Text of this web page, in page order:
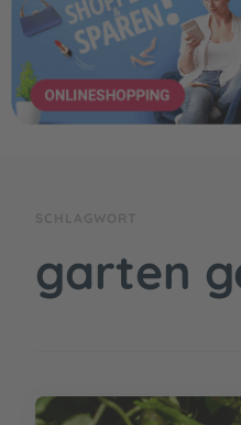
garten